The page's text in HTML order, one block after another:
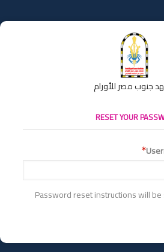
جنوب مصر للأورام
RESET YOUR
Password reset instructions will